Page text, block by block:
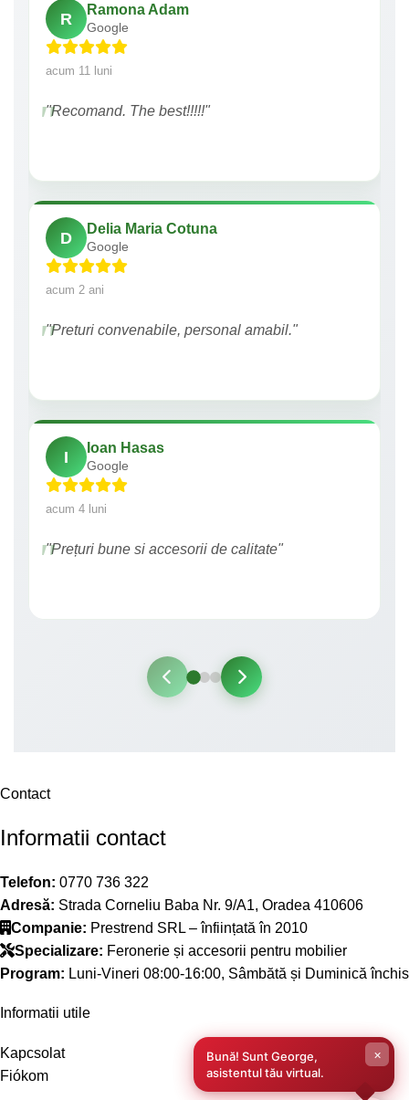
R
Ramona Adam
Google
acum 11 luni
"Recomand. The best!!!!!"
D
Delia Maria Cotuna
Google
acum 2 ani
"Preturi convenabile, personal amabil."
I
Ioan Hasas
Google
acum 4 luni
"Prețuri bune si accesorii de calitate"
Contact
Informatii contact
Telefon: 0770 736 322
Adresă: Strada Corneliu Baba Nr. 9/A1, Oradea 410606
Companie: Prestrend SRL – înființată în 2010
Specializare: Feronerie și accesorii pentru mobilier
Program: Luni-Vineri 08:00-16:00, Sâmbătă și Duminică închis
Informatii utile
Kapcsolat
Fiókom
Bună! Sunt George,
asistentul tău virtual.
×